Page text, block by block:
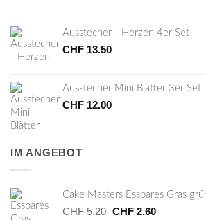
Ausstecher - Herzen 4er Set
CHF 13.50
Ausstecher Mini Blätter 3er Set
CHF 12.00
IM ANGEBOT
Cake Masters Essbares Gras
CHF5.20 Ursprünglicher
CHF2.60Aktueller